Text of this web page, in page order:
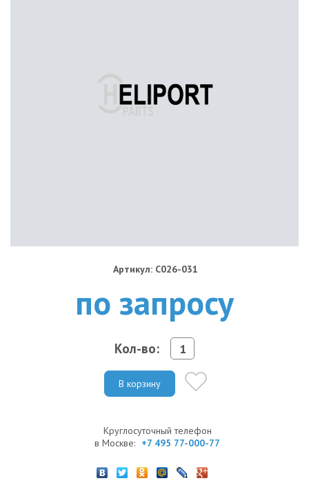
Артикул: C026-031
по запросу
Кол-во:
В корзину
Круглосуточный телефон
в Москве: +7 495 77-000-77